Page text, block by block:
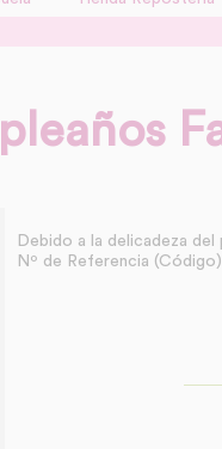
Debido a la delicadeza
Nº de Referencia